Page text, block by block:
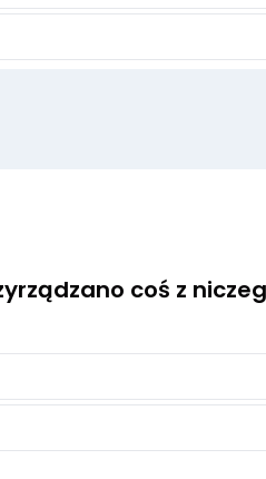
coś z